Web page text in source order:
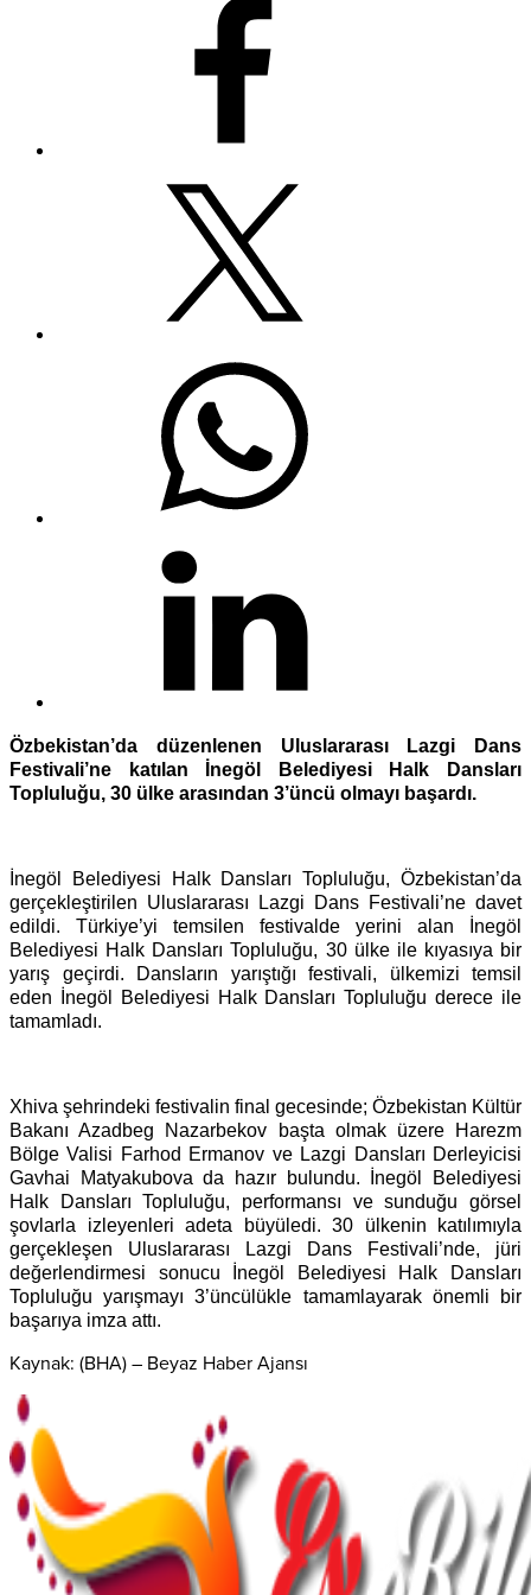
Özbekistan’da düzenlenen Uluslararası Lazgi Dans
Festivali’ne katılan İnegöl Belediyesi Halk Dansları
Topluluğu, 30 ülke arasından 3’üncü olmayı başardı.
İnegöl Belediyesi Halk Dansları Topluluğu, Özbekistan’da
gerçekleştirilen Uluslararası Lazgi Dans Festivali’ne davet
edildi. Türkiye’yi temsilen festivalde yerini alan İnegöl
Belediyesi Halk Dansları Topluluğu, 30 ülke ile kıyasıya bir
yarış geçirdi. Dansların yarıştığı festivali, ülkemizi temsil
eden İnegöl Belediyesi Halk Dansları Topluluğu derece ile
tamamladı.
Xhiva şehrindeki festivalin final gecesinde; Özbekistan Kültür
Bakanı Azadbeg Nazarbekov başta olmak üzere Harezm
Bölge Valisi Farhod Ermanov ve Lazgi Dansları Derleyicisi
Gavhai Matyakubova da hazır bulundu. İnegöl Belediyesi
Halk Dansları Topluluğu, performansı ve sunduğu görsel
şovlarla izleyenleri adeta büyüledi. 30 ülkenin katılımıyla
gerçekleşen Uluslararası Lazgi Dans Festivali’nde, jüri
değerlendirmesi sonucu İnegöl Belediyesi Halk Dansları
Topluluğu yarışmayı 3’üncülükle tamamlayarak önemli bir
başarıya imza attı.
Kaynak: (BHA) – Beyaz Haber Ajansı